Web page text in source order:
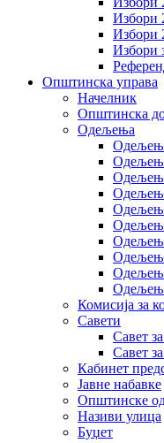
Избори
Избори
Избори
Општинска управа
Начелник
Општинска
Одељења
Комисија за
Савети
Савет
Савет
Кабинет
Јавне набавке
Општинске
Називи улица
Буџет